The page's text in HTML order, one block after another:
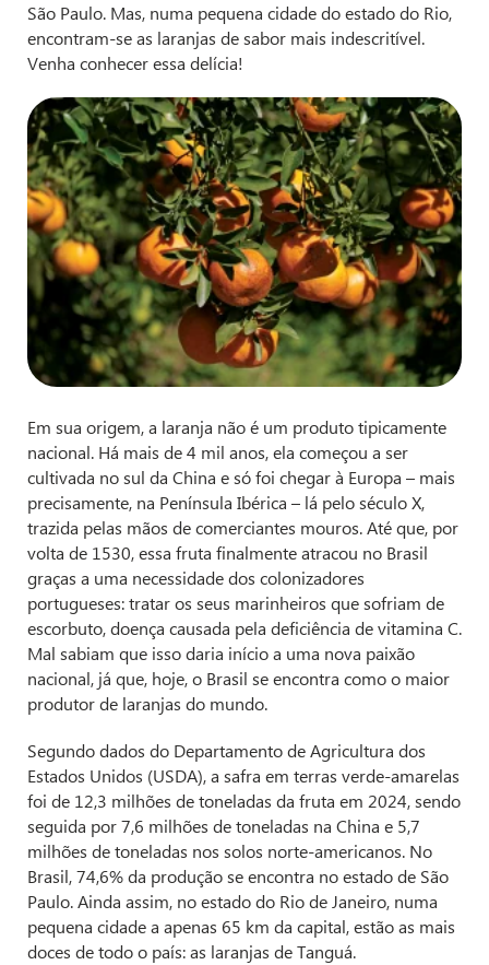
São Paulo. Mas, numa pequena cidade do estado do Rio,
encontram-se as laranjas de sabor mais indescritível.
Venha conhecer essa delícia!
Em sua origem, a laranja não é um produto tipicamente
nacional. Há mais de 4 mil anos, ela começou a ser
cultivada no sul da China e só foi chegar à Europa – mais
precisamente, na Península Ibérica – lá pelo século X,
trazida pelas mãos de comerciantes mouros. Até que, por
volta de 1530, essa fruta finalmente atracou no Brasil
graças a uma necessidade dos colonizadores
portugueses: tratar os seus marinheiros que sofriam de
escorbuto, doença causada pela deficiência de vitamina C.
Mal sabiam que isso daria início a uma nova paixão
nacional, já que, hoje, o Brasil se encontra como o maior
produtor de laranjas do mundo.
Segundo dados do Departamento de Agricultura dos
Estados Unidos (USDA), a safra em terras verde-amarelas
foi de 12,3 milhões de toneladas da fruta em 2024, sendo
seguida por 7,6 milhões de toneladas na China e 5,7
milhões de toneladas nos solos norte-americanos. No
Brasil, 74,6% da produção se encontra no estado de São
Paulo. Ainda assim, no estado do Rio de Janeiro, numa
pequena cidade a apenas 65 km da capital, estão as mais
doces de todo o país: as laranjas de Tanguá.